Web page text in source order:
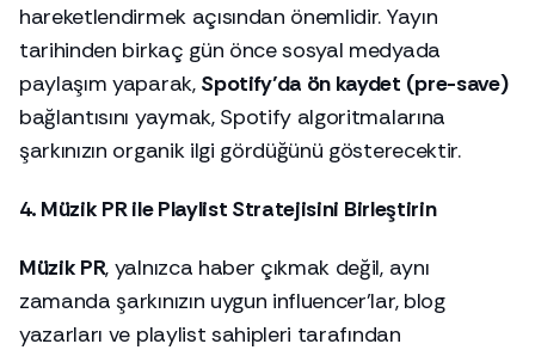
hareketlendirmek açısından önemlidir. Yayın
tarihinden birkaç gün önce sosyal medyada
paylaşım yaparak, Spotify’da ön kaydet (pre-save)
bağlantısını yaymak, Spotify algoritmalarına
şarkınızın organik ilgi gördüğünü gösterecektir.
4. Müzik PR ile Playlist Stratejisini Birleştirin
Müzik PR, yalnızca haber çıkmak değil, aynı
zamanda şarkınızın uygun influencer’lar, blog
yazarları ve playlist sahipleri tarafından